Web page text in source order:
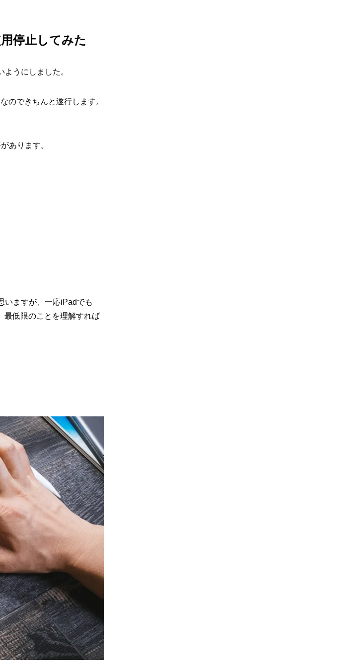
停止してみた
うにしました。
のできちんと遂行します。
あります。
いますが、一応iPadでも
最低限のことを理解すれば